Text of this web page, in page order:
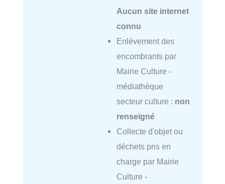
Aucun site internet
connu
Enlèvement des
encombrants par
Mairie Culture -
médiathèque
secteur culture : non
renseigné
Collecte d'objet ou
déchets pris en
charge par Mairie
Culture -